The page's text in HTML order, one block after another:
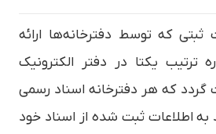
که توسط دفترخانه‌ها ارائه
ترتیب یکتا در دفتر الکترونیک
گردد که هر دفترخانه اسناد رسمی
به اطلاعات ثبت شده از اسناد خود